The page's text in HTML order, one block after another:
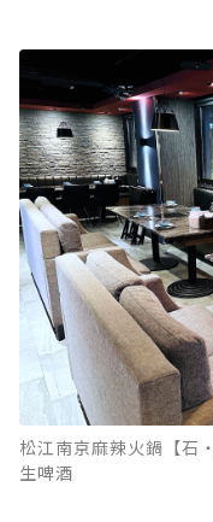
松江南京麻辣火鍋【石
生啤酒